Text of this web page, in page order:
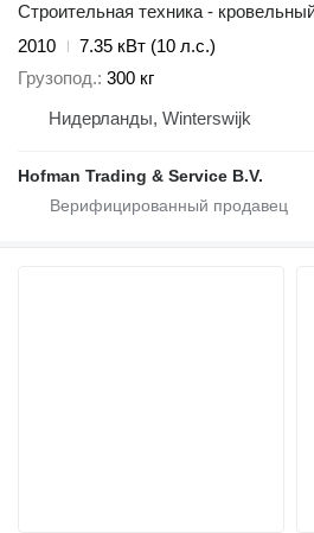
Строительная техника -
2010
7.35 кВт (10 л.с.)
Грузопод. 300 кг
Нидерланды, Winterswijk
Hofman Trading & Service B.V.